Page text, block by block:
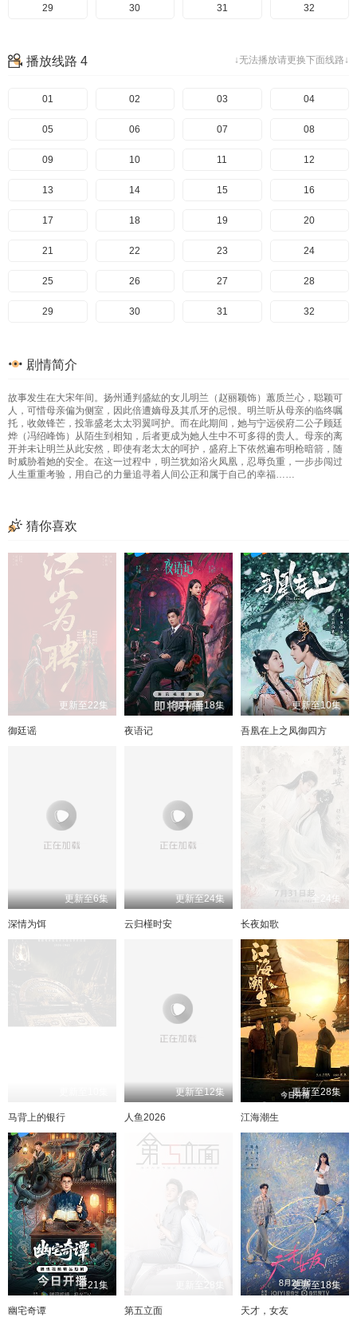
69 70 71 72
77
29 30 31 32
37
41 42 43 44
45 46 47 48
49 50 51 52
53 54 55 56
57 58 59 60
61 62 63 64
65 66 67 68
69 70 71 72
↓无法播放请更换下面线路↓
播放线路 4
01 02 03 04
05 06 07 08
09 10 11 12
13 14 15 16
17 18 19 20
21 22 23 24
25 26 27 28
29 30 31 32
37
41 42 43 44
45 46 47 48
49 50 51 52
57
61 62 63 64
66 67 68
70 71 72
73
剧情简介
故事发生在大宋年间。扬州通判盛紘的女儿明兰（赵丽颖饰）蕙质兰心，聪颖可
人，可惜母亲偏为侧室，因此倍遭嫡母及其爪牙的忌恨。明兰听从母亲的临终嘱
托，收敛锋芒，投靠盛老太太羽翼呵护。而在此期间，她与宁远侯府二公子顾廷
烨（冯绍峰饰）从陌生到相知，后者更成为她人生中不可多得的贵人。母亲的离
开并未让明兰从此安然，即使有老太太的呵护，盛府上下依然遍布明枪暗箭，随
时威胁着她的安全。在这一过程中，明兰犹如浴火凤凰，忍辱负重，一步步闯过
人生重重考验，用自己的力量追寻着人间公正和属于自己的幸福……
猜你喜欢
更新至22集
御廷谣
更新至18集
夜语记
更新至10集
吾凰在上之凤御四方
更新至6集
深情为饵
更新至24集
云归槿时安
全24集
长夜如歌
马背上的银行
更新至12集
人鱼2026
更新至28集
江海潮生
全21集
幽宅奇谭 第五立面
更新至18集
天才，女友